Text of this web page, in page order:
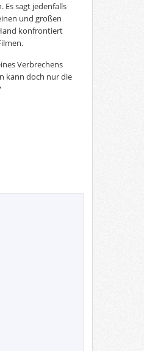
Es sagt jedenfalls
und großen
konfrontiert
Verbrechens
kann doch nur die